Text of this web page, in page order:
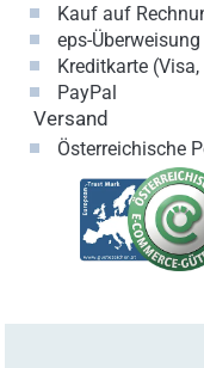
Kauf auf
eps-Überweisung
Kreditkarte
PayPal
Versand
Österreichische